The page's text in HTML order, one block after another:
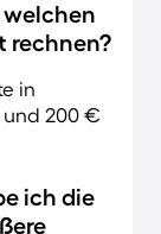
welchen
rechnen?
in
und 200 €
ich die